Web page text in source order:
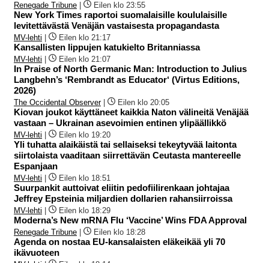
Renegade Tribune Eilen klo 23:55
New York Times raportoi suomalaisille koululaisille
levitettävästä Venäjän vastaisesta propagandasta
MV-lehti Eilen klo 21:17
Kansallisten lippujen katukielto Britanniassa
MV-lehti Eilen klo 21:07
In Praise of North Germanic Man: Introduction to Julius
Langbehn’s ‘Rembrandt as Educator‘ (Virtus Editions,
2026)
The Occidental Observer| Eilen klo 20:05
Kiovan joukot käyttäneet kaikkia Naton välineitä Venäjää
vastaan – Ukrainan asevoimien entinen ylipäällikkö
MV-lehti Eilen klo 19:20
Yli tuhatta alaikäistä tai sellaiseksi tekeytyvää laitonta
siirtolaista vaaditaan siirrettävän Ceutasta mantereelle
Espanjaan
MV-lehti Eilen klo 18:51
Suurpankit auttoivat eliitin pedofiilirenkaan johtajaa
Jeffrey Epsteinia miljardien dollarien rahansiirroissa
MV-lehti Eilen klo 18:29
Moderna’s New mRNA Flu ‘Vaccine’ Wins FDA Approval
Renegade Tribune Eilen klo 18:28
Agenda on nostaa EU-kansalaisten eläkeikää yli 70
ikävuoteen